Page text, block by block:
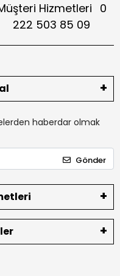
Hizmetleri
0
222 503 85 09
haberdar olmak
Gönder